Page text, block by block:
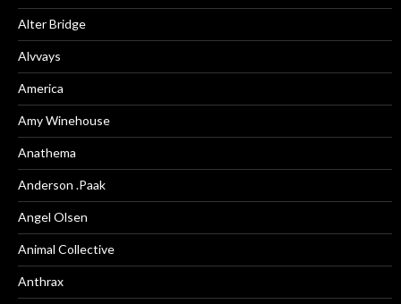
Alter Bridge
Alvvays
America
Amy Winehouse
Anathema
Anderson .Paak
Angel Olsen
Animal Collective
Anthrax